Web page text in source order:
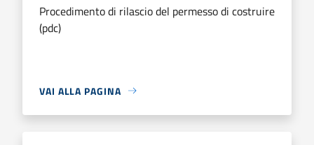
Procedimento di rilascio del permesso di costruire
(pdc)
VAI ALLA PAGINA